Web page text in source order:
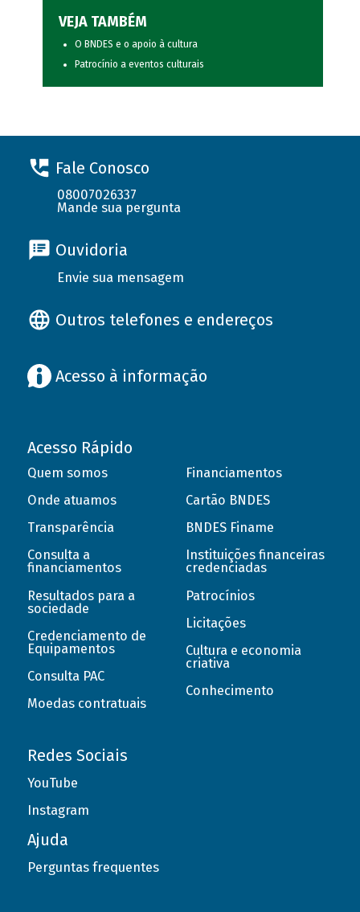
VEJA TAMBÉM
O BNDES e o apoio à cultura
Patrocínio a eventos culturais
Fale Conosco
08007026337
Mande sua pergunta
Ouvidoria
Envie sua mensagem
Outros telefones e endereços
Acesso à informação
Acesso Rápido
Quem somos
Onde atuamos
Transparência
Consulta a
financiamentos
Resultados para a
sociedade
Credenciamento de
Equipamentos
Consulta PAC
Moedas contratuais
Financiamentos
Cartão BNDES
BNDES Finame
Instituições financeiras
credenciadas
Patrocínios
Licitações
Cultura e economia
criativa
Conhecimento
Redes Sociais
YouTube
Instagram
Ajuda
Perguntas frequentes